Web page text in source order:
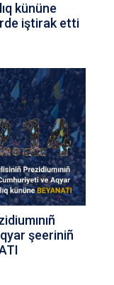
kününe
iştirak etti
şeeriniñ